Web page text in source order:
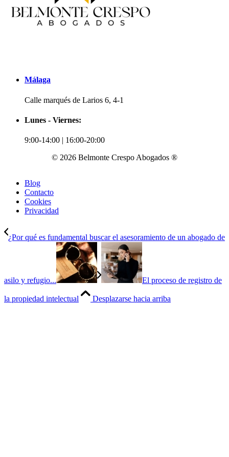
Málaga
Calle marqués de Larios 6, 4-1
Lunes - Viernes:
9:00-14:00 | 16:00-20:00
© 2026 Belmonte Crespo Abogados ®
Blog
Contacto
Cookies
Privacidad
¿Por qué es fundamental buscar el asesoramiento de un abogado de
asilo y refugio... El proceso de registro de
la propiedad intelectual Desplazarse hacia arriba